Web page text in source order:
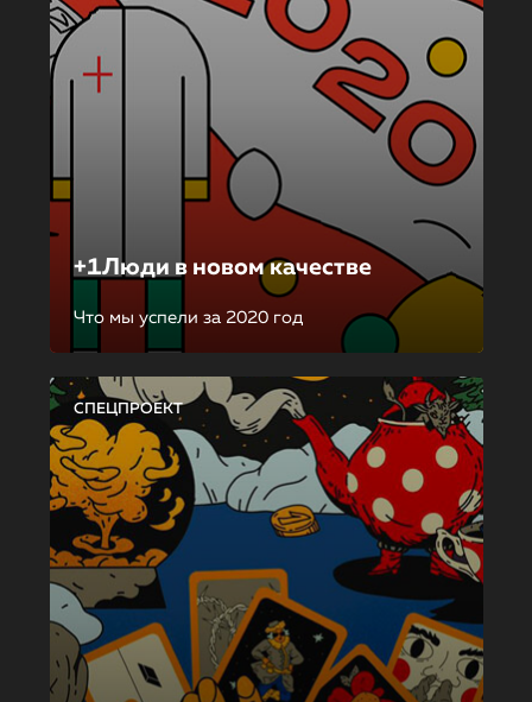
+1Люди в новом качестве
Что мы успели за 2020 год
СПЕЦПРОЕКТ